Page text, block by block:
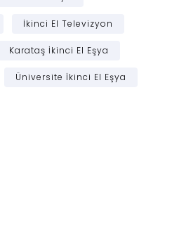
İkinci El Televizyon
Karataş İkinci El Eşya
Üniversite İkinci El Eşya